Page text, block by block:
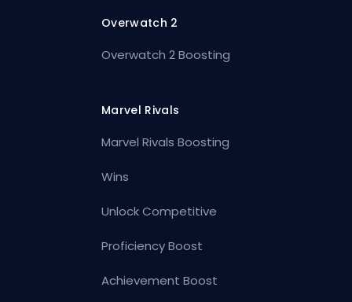
Overwatch 2
Overwatch 2 Boosting
Marvel Rivals
Marvel Rivals Boosting
Wins
Unlock Competitive
Proficiency Boost
Achievement Boost